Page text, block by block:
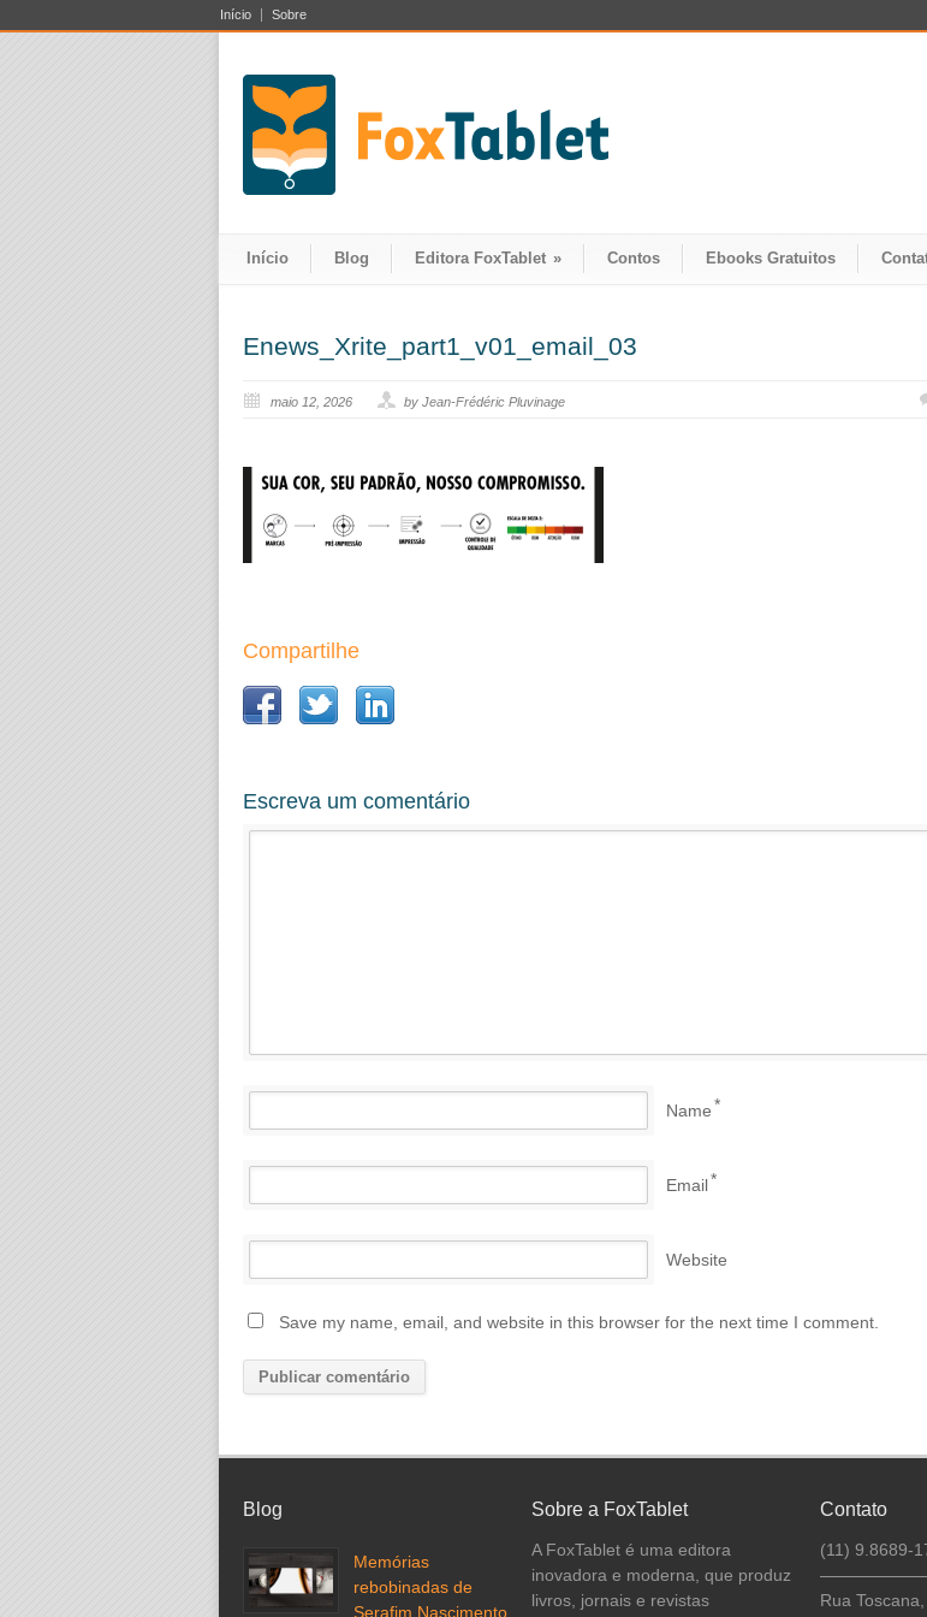
Início Sobre
Início Blog Editora FoxTablet » Contos Ebooks Gratuitos
Enews_Xrite_part1_v01_email_03
maio 12, 2026 by Jean-Frédéric Pluvinage
Compartilhe
Escreva um comentário
Name*
Email*
Website
Save my name, email, and website in this browser for the next time I comment.
Blog
Memórias
rebobinadas de
Serafim Nascimento
Sobre a FoxTablet
A FoxTablet é uma editora
inovadora e moderna, que produz
livros, jornais e revistas
Contato
(11) 9.8689-
Rua